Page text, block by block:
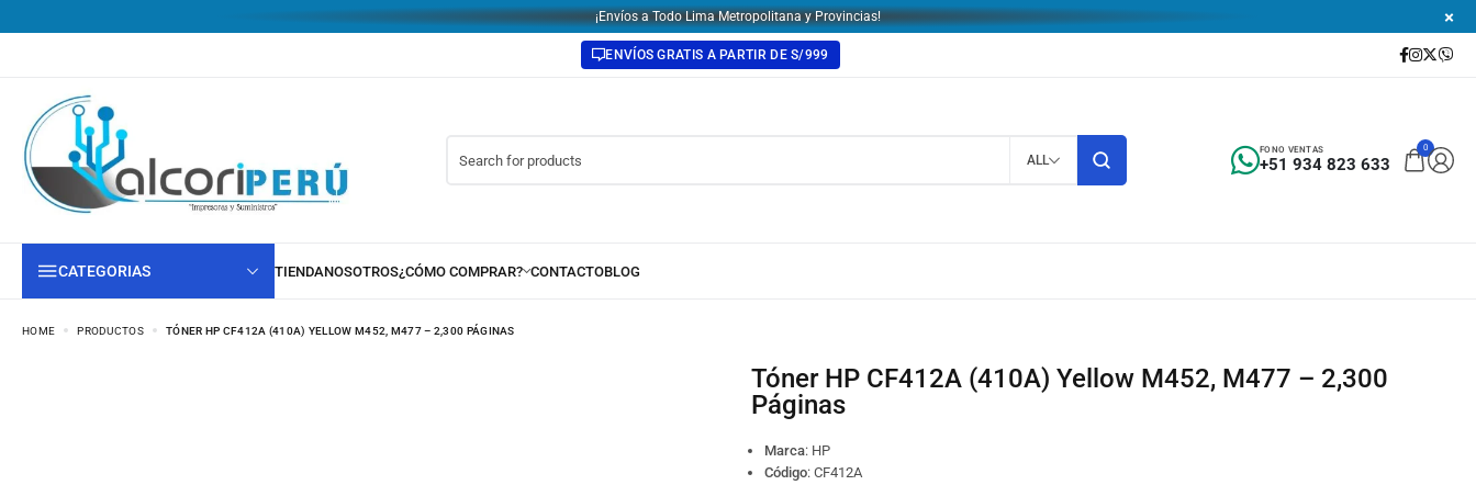
¡Envíos a Todo Lima Metropolitana y Provincias!
ENVÍOS GRATIS A PARTIR DE S/999
ALL +51 934 823 633
FONO VENTAS 0
CATEGORIAS
HOME PRODUCTOS TÓNER HP CF412A (410A) YELLOW M452, M477 – 2,300 PÁGINAS
Tóner HP CF412A (410A) Yellow M452, M477 – 2,300
Páginas
Marca: HP
Código: CF412A